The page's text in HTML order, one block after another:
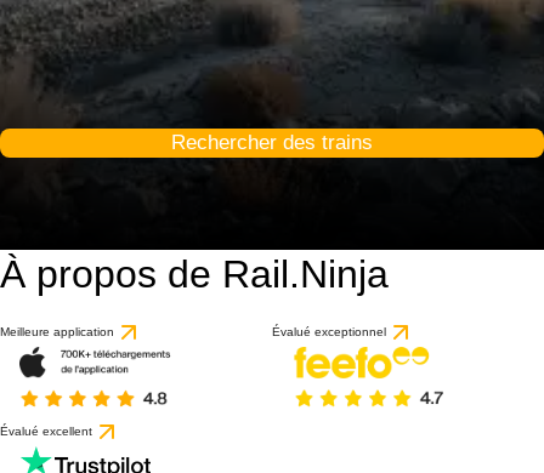
Rechercher des trains
À propos de Rail.Ninja
Meilleure application Évalué exceptionnel
Évalué excellent